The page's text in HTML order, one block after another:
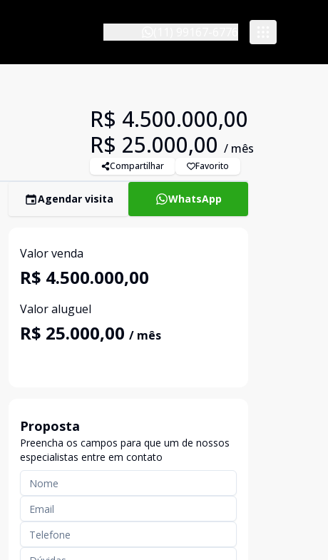
R$ 4.500.000,00
R$ 25.000,00 / mês
Compartilhar Favorito
Agendar visita WhatsApp
Valor venda
R$ 4.500.000,00
Valor aluguel
R$ 25.000,00 / mês
Proposta
Preencha os campos para que um de nossos
especialistas entre em contato